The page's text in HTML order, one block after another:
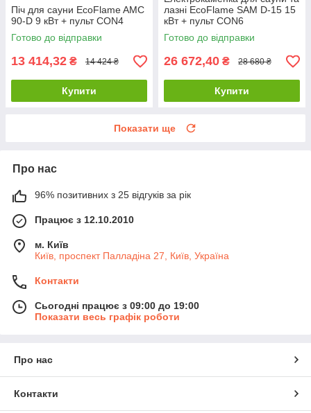
Піч для сауни EcoFlame AMC
90-D 9 кВт + пульт CON4
Готово до відправки
13 414,32 ₴ 14 424 ₴
Купити
лазні EcoFlame SAM D-15 15
кВт + пульт CON6
Готово до відправки
26 672,40 ₴ 28 680 ₴
Купити
Показати ще
Про нас
96% позитивних з 25 відгуків за рік
Працює з 12.10.2010
м. Київ
Київ, проспект Палладіна 27, Київ, Україна
Контакти
Сьогодні працює з 09:00 до 19:00
Показати весь графік роботи
Про нас
Контакти